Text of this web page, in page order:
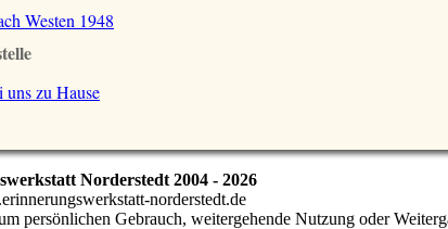
Westen 1948
uns zu Hause
Norderstedt 2004 - 2026
norderstedt.de
persönlichen Gebrauch, weitergehende Nutzung oder